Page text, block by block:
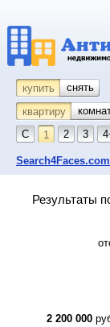
купить снять
квартиру
С
1 2 3
Search4Faces.com
Результаты
2 200 000